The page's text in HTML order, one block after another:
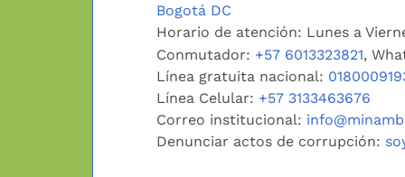
Bogotá DC
Horario de atención: Lunes a
Conmutador: +57 6013323821,
Línea gratuita nacional:
Línea Celular: +57 3133463676
Correo institucional:
Denunciar actos de corrupción: